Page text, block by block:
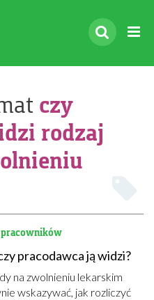
czy
rodzaj
pracodawca ją widzi?
na zwolnieniu lekarskim
wskazywać, jak rozliczyć